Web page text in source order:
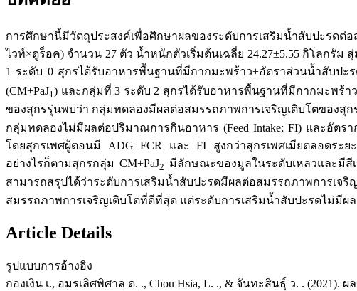
การศึกษานี้มีวัตถุประสงค์เพื่อศึกษาผลของระดับการเสริมน้ำสับปะรด
ไวท์×ดูร็อค) จำนวน 27 ตัว น้ำหนักตัวเริ่มต้นเฉลี่ย 24.27±5.55 กิโลกรั
1 ระดับ 0 สุกรได้รับอาหารพื้นฐานที่มีกากมะพร้าว+อัตราส่วนน้ำสับปะร
(CM+PaJ1 ) และกลุ่มที่ 3 ระดับ 2 สุกรได้รับอาหารพื้นฐานที่มีกากมะพร้าว
ของสุกรรุ่นพบว่า กลุ่มทดลองมีผลต่อสมรรถภาพการเจริญเติบโตของสุก
กลุ่มทดลองไม่มีผลต่อปริมาณการกินอาหาร (Feed Intake; FI) และอัตรา
โดยสุกรเพศผู้ตอนมี ADG FCR และ FI สูงกว่าสุกรเพศเมียตลอดระ
อย่างไรก็ตามสุกรกลุ่ม CM+PaJ2 มีลักษณะของมูลในระดับเหลวและมีสี
สามารถสรุปได้ว่าระดับการเสริมน้ำสับปะรดมีผลต่อสมรรถภาพการเ
สมรรถภาพการเจริญเติบโตที่ดีที่สุด แต่ระดับการเสริมน้ำสับปะรดไม่มี
Article Details
รูปแบบการอ้างอิง
กองเงิน เ., อมรเลิศพิศาล ด. ., Chou Hsia, L. ., & จันทะสินธุ์ ว. .